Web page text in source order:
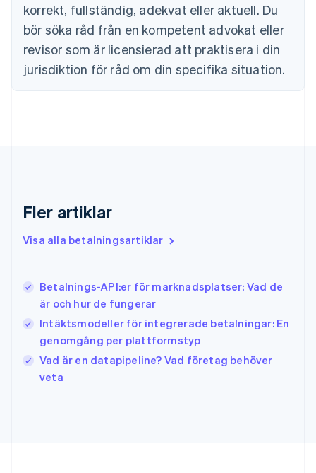
korrekt, fullständig, adekvat eller aktuell. Du
bör söka råd från en kompetent advokat eller
revisor som är licensierad att praktisera i din
jurisdiktion för råd om din specifika situation.
Fler artiklar
Visa alla betalningsartiklar
Betalnings-API:er för marknadsplatser: Vad de
är och hur de fungerar
Intäktsmodeller för integrerade betalningar: En
genomgång per plattformstyp
Vad är en datapipeline? Vad företag behöver
veta
Fastlandskina
简体中文English
Finland
English Svenska
Frankrike
简体中文
Indien
Irland
ItalianoEnglish
Japan
日本語English
English Français
Kroatien
English